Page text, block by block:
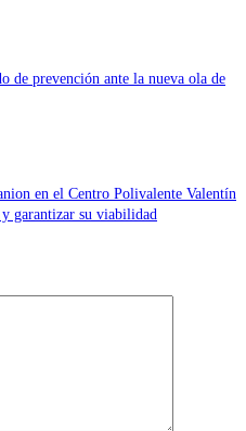
de prevención ante la nueva ola de
en el Centro Polivalente Valentín
y garantizar su viabilidad